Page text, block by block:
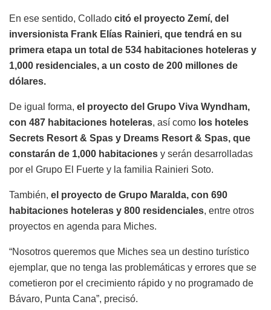
En ese sentido, Collado citó el proyecto Zemí, del
inversionista Frank Elías Rainieri, que tendrá en su
primera etapa un total de 534 habitaciones hoteleras y
1,000 residenciales, a un costo de 200 millones de
dólares.
De igual forma, el proyecto del Grupo Viva Wyndham,
con 487 habitaciones hoteleras, así como los hoteles
Secrets Resort & Spas y Dreams Resort & Spas, que
constarán de 1,000 habitaciones y serán desarrolladas
por el Grupo El Fuerte y la familia Rainieri Soto.
También, el proyecto de Grupo Maralda, con 690
habitaciones hoteleras y 800 residenciales, entre otros
proyectos en agenda para Miches.
“Nosotros queremos que Miches sea un destino turístico
ejemplar, que no tenga las problemáticas y errores que se
cometieron por el crecimiento rápido y no programado de
Bávaro, Punta Cana”, precisó.